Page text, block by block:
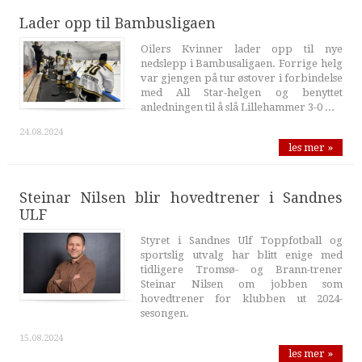
Lader opp til Bambusligaen
Oilers Kvinner lader opp til nye
nedslepp i Bambusaligaen. Forrige helg
var gjengen på tur østover i forbindelse
med All Star-helgen og benyttet
anledningen til å slå Lillehammer 3-0 ...
24.08.2024
les mer »
Steinar Nilsen blir hovedtrener i Sandnes
ULF
Styret i Sandnes Ulf Toppfotball og
sportslig utvalg har blitt enige med
tidligere Tromsø- og Brann-trener
Steinar Nilsen om jobben som
hovedtrener for klubben ut 2024-
sesongen.
15.08.2024
les mer »